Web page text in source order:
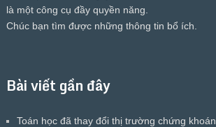
là một công cụ đầy quyền năng.
Chúc bạn tìm được những thông tin bổ ích.
Bài viết gần đây
Toán học đã thay đổi thị trường chứng khoán